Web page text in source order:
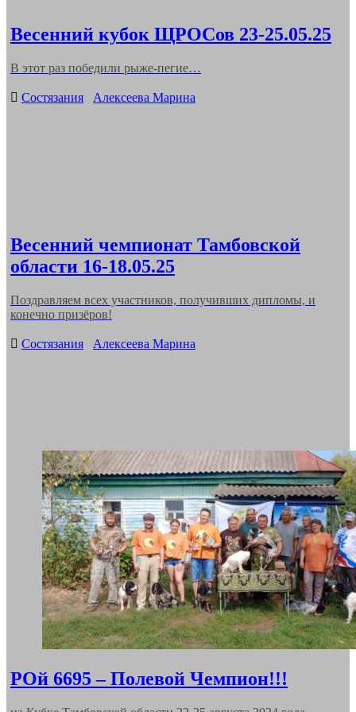
Весенний кубок ЩРОСов 23-25.05.25
В этот раз победили рыже-пегие…
Categories
Состязания Алексеева Марина
Весенний чемпионат Тамбовской
области 16-18.05.25
Поздравляем всех участников, получивших дипломы, и
конечно призёров!
Categories
Состязания Алексеева Марина
РОй 6695 – Полевой Чемпион!!!